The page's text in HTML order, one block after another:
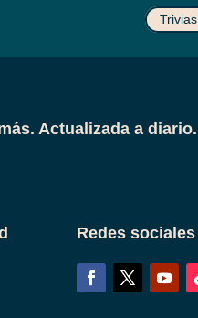
Trivias
Actualizada a diario.
Redes sociales